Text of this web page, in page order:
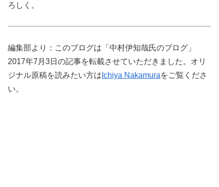
ろしく。
編集部より：このブログは「中村伊知哉氏のブログ」
2017年7月3日の記事を転載させていただきました。オリ
ジナル原稿を読みたい方は Ichiya Nakamuraをご覧くださ
い。